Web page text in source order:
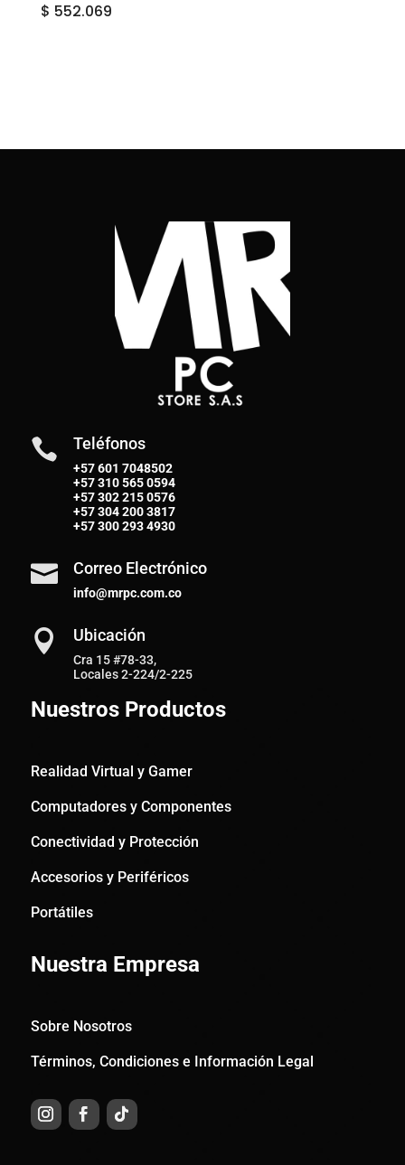
$ 552.069
 Teléfonos
+57 601 7048502
+57310 565 0594
+57302 215 0576
+57304 200 3817
+57300 293 4930
 Correo Electrónico
info@mrpc.com.co
 Ubicación
Cra 15 #78-33,
Locales 2-224/2-225
Nuestros Productos
Realidad Virtual y Gamer
Computadores y Componentes
Conectividad y Protección
Accesorios y Periféricos
Portátiles
Nuestra Empresa
Sobre Nosotros
Términos, Condiciones e Información Legal